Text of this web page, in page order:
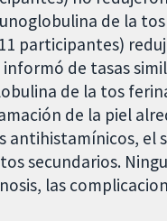
de la
participantes)
de tasas
de la tos
de la piel
antihistamínicos, el
secundarios.
las